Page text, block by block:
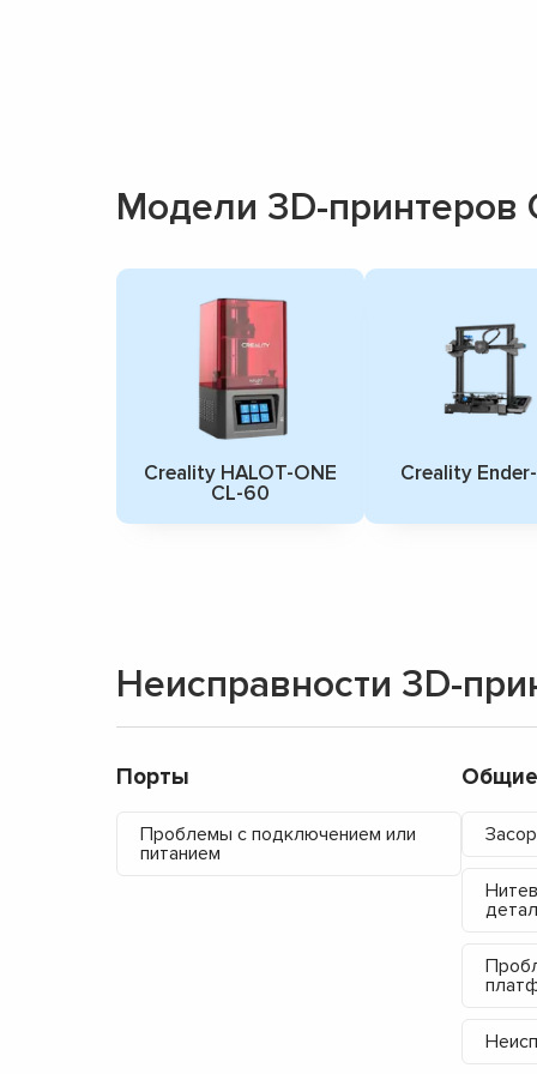
Модели 3D-принтеров
Creality HALOT-ONE
CL-60
Creality
Неисправности 3D-
Порты
Проблемы с подключением или
питанием